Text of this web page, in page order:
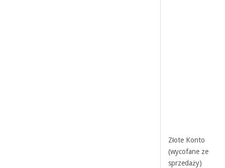
Złote Konto
(wycofane ze
sprzedaży)